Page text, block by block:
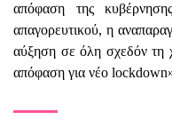
απόφαση της
απαγορευτικού, η
αύξηση σε όλη σχεδόν τη
απόφαση για νέο